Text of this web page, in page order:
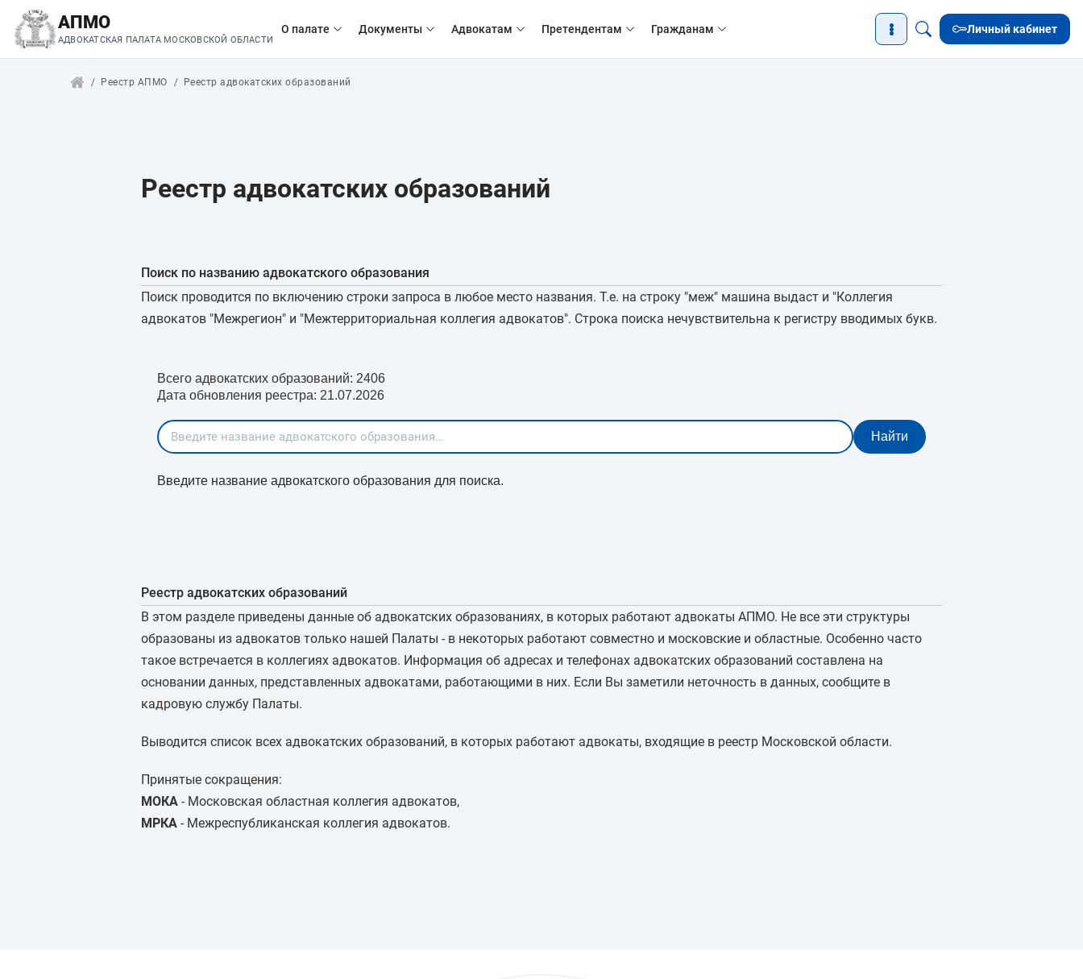
АПМО
АДВОКАТСКАЯ ПАЛАТА МОСКОВСКОЙ ОБЛАСТИ
О палате Документы Адвокатам Претендентам Гражданам Личный кабинет
Реестр АПМО Реестр адвокатских образований
Реестр адвокатских образований
Поиск по названию адвокатского образования
Поиск проводится по включению строки запроса в любое место названия. Т.е. на строку "меж" машина выдаст и "Коллегия
адвокатов "Межрегион" и "Межтерриториальная коллегия адвокатов". Строка поиска нечувствительна к регистру вводимых букв.
Всего адвокатских образований: 2406
Дата обновления реестра: 21.07.2026
Введите название адвокатского образования для поиска.
Реестр адвокатских образований
В этом разделе приведены данные об адвокатских образованиях, в которых работают адвокаты АПМО. Не все эти структуры
образованы из адвокатов только нашей Палаты - в некоторых работают совместно и московские и областные. Особенно часто
такое встречается в коллегиях адвокатов. Информация об адресах и телефонах адвокатских образований составлена на
основании данных, представленных адвокатами, работающими в них. Если Вы заметили неточность в данных, сообщите в
кадровую службу Палаты.
Выводится список всех адвокатских образований, в которых работают адвокаты, входящие в реестр Московской области.
Принятые сокращения:
МОКА - Московская областная коллегия адвокатов,
МРКА - Межреспубликанская коллегия адвокатов.